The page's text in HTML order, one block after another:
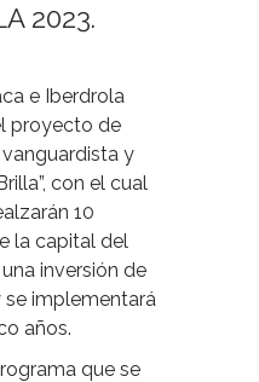
2023.
e Iberdrola
proyecto de
y
con el cual
10
la capital del
inversión de
se implementará
años.
que se